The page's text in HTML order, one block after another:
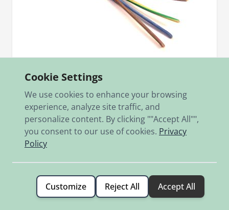
Gummikabel 5 x 0,75 schwarz
Preis pro Meter, Durchmesser 8,3mm, für Lichtschalter
€4.00
In stock
Add to Cart
Cookie Settings
We use cookies to enhance your browsing
experience, analyze site traffic, and
personalize content. By clicking ""Accept All"",
you consent to our use of cookies. Privacy
Policy
Customize Reject All Accept All